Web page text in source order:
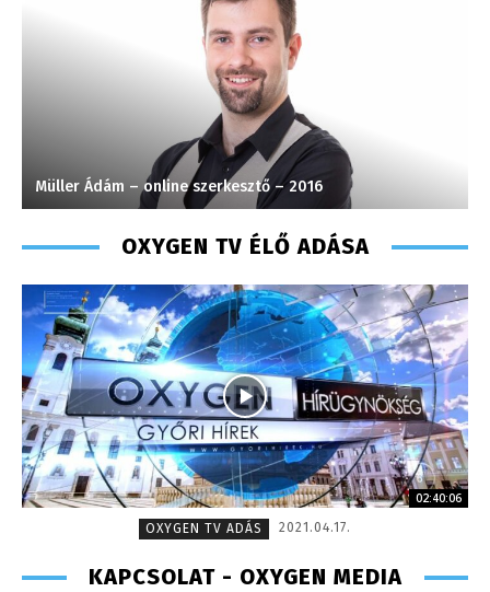
Müller Ádám – online szerkesztő – 2016
OXYGEN TV ÉLŐ ADÁSA
02:40:06
OXYGEN TV ADÁS
2021.04.17.
KAPCSOLAT - OXYGEN MEDIA